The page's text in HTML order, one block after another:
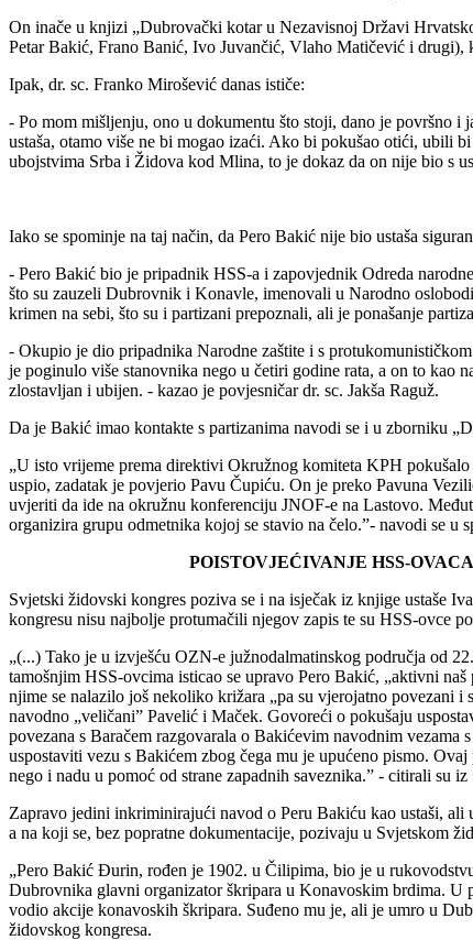
On inače u knjizi „Dubrovački kotar u Nezavisnoj Državi
Petar Bakić, Frano Banić, Ivo Juvančić, Vlaho Matičević i drugi),
Ipak, dr. sc. Franko Mirošević danas ističe:
- Po mom mišljenju, ono u dokumentu što stoji, dano je površno i
ustaša, otamo više ne bi mogao izaći. Ako bi pokušao otići, ubili
ubojstvima Srba i Židova kod Mlina, to je dokaz da on nije bio s
Iako se spominje na taj način, da Pero Bakić nije bio ustaša
- Pero Bakić bio je pripadnik HSS-a i zapovjednik Odreda
što su zauzeli Dubrovnik i Konavle, imenovali u Narodno
krimen na sebi, što su i partizani prepoznali, ali je ponašanje
- Okupio je dio pripadnika Narodne zaštite i s
je poginulo više stanovnika nego u četiri godine rata, a on to kao
zlostavljan i ubijen. - kazao je povjesničar dr. sc. Jakša Raguž.
Da je Bakić imao kontakte s partizanima navodi se i u zborniku
„U isto vrijeme prema direktivi Okružnog komiteta KPH
uspio, zadatak je povjerio Pavu Čupiću. On je preko Pavuna
uvjeriti da ide na okružnu konferenciju JNOF-e na Lastovo.
organizira grupu odmetnika kojoj se stavio na čelo.”- navodi se
POISTOVJEĆIVANJE HSS-
Svjetski židovski kongres poziva se i na isječak iz knjige ustaše
kongresu nisu najbolje protumačili njegov zapis te su HSS-ovce
„(...) Tako je u izvješću OZN-e južnodalmatinskog područja od
tamošnjim HSS-ovcima isticao se upravo Pero Bakić, „aktivni
njime se nalazilo još nekoliko križara „pa su vjerojatno povezani
navodno „veličani” Pavelić i Maček. Govoreći o pokušaju
povezana s Baračem razgovarala o Bakićevim navodnim
uspostaviti vezu s Bakićem zbog čega mu je upućeno pismo.
nego i nadu u pomoć od strane zapadnih saveznika.” - citirali su
Zapravo jedini inkriminirajući navod o Peru Bakiću kao ustaši,
a na koji se, bez popratne dokumentacije, pozivaju u Svjetskom
„Pero Bakić Đurin, rođen je 1902. u Čilipima, bio je u
Dubrovnika glavni organizator škripara u Konavoskim brdima. U
vodio akcije konavoskih škripara. Suđeno mu je, ali je umro u
židovskog kongresa.